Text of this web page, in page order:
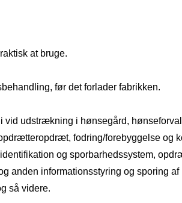
at bruge.
før det forlader fabrikken.
vid udstrækning i hønsegård,
fodring/forebyggelse og
og sporbarhedssystem,
anden informationsstyring og sporing
så videre.